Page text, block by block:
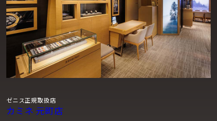
ゼニス正規取扱店
カミネ 元町店